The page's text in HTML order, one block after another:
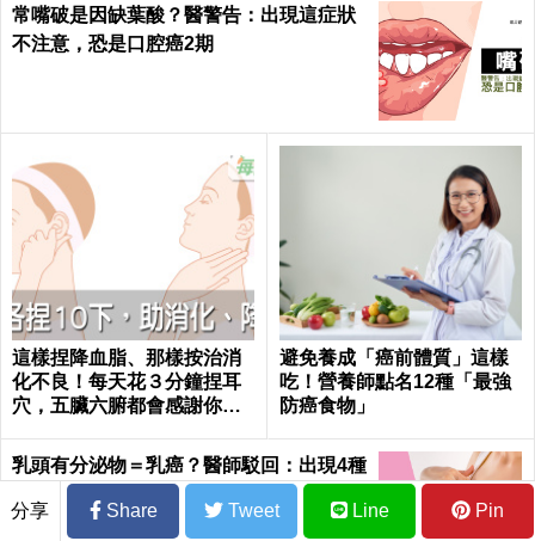
常嘴破是因缺葉酸？醫警告：出現這症狀
不注意，恐是口腔癌2期
這樣捏降血脂、那樣按治消
化不良！每天花３分鐘捏耳
穴，五臟六腑都會感謝你｜
避免養成「癌前體質」這樣
吃！營養師點名12種「最強
防癌食物」
乳頭有分泌物＝乳癌？醫師駁回：出現4種
情況才要小心
分享 Share Tweet Line Pin